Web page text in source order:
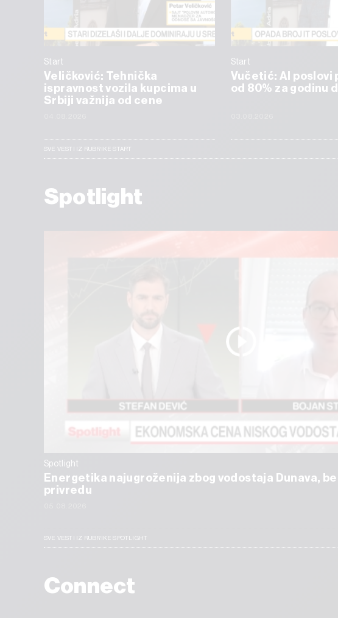
Start
Veličković: Tehnička
ispravnost vozila kupcima u
Srbiji važnija od cene
Start
Vučetić: AI poslovi
od 80% za godinu
SVE VESTI IZ RUBRIKE START
Spotlight
Spotlight
Energetika najugroženija zbog vodostaja Dunava,
privredu
SVE VESTI IZ RUBRIKE SPOTLIGHT
Connect